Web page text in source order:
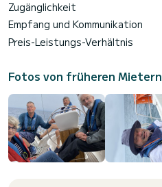
Zugänglichkeit
Empfang und Kommunikation
Preis-Leistungs-Verhältnis
Fotos von früheren Mietern